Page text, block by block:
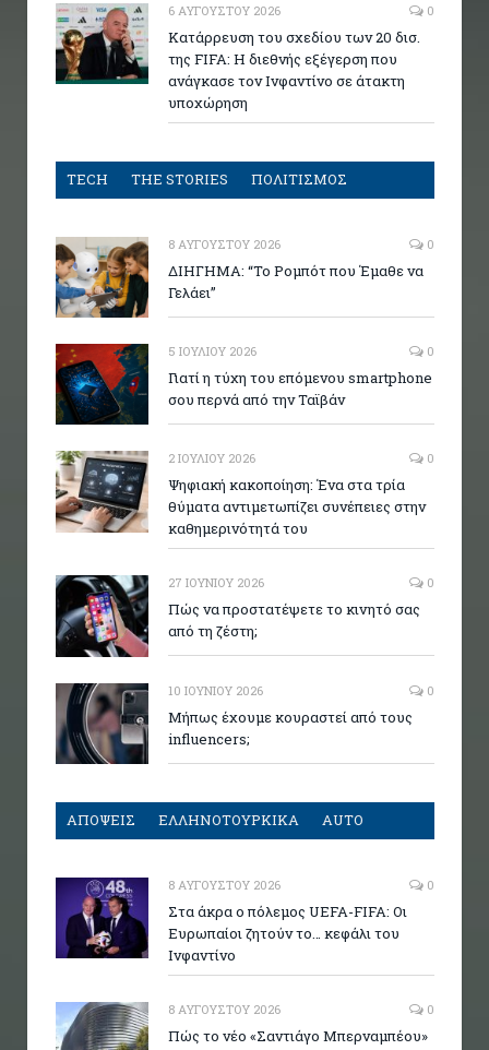
6 ΑΥΓΟΎΣΤΟΥ 2026 0
Κατάρρευση του σχεδίου των 20 δισ.
της FIFA: Η διεθνής εξέγερση που
ανάγκασε τον Ινφαντίνο σε άτακτη
υποχώρηση
TECH THE STORIES ΠΟΛΙΤΙΣΜΟΣ
8 ΑΥΓΟΎΣΤΟΥ 2026 0
ΔΙΗΓΗΜΑ: “Το Ρομπότ που Έμαθε να
Γελάει”
5 ΙΟΥΛΊΟΥ 2026 0
Γιατί η τύχη του επόμενου smartphone
σου περνά από την Ταϊβάν
2 ΙΟΥΛΊΟΥ 2026 0
Ψηφιακή κακοποίηση: Ένα στα τρία
θύματα αντιμετωπίζει συνέπειες στην
καθημερινότητά του
27 ΙΟΥΝΊΟΥ 2026 0
Πώς να προστατέψετε το κινητό σας
από τη ζέστη;
10 ΙΟΥΝΊΟΥ 2026 0
Μήπως έχουμε κουραστεί από τους
influencers;
ΑΠΟΨΕΙΣ ΕΛΛΗΝΟΤΟΥΡΚΙΚΑ AUTO
8 ΑΥΓΟΎΣΤΟΥ 2026 0
Στα άκρα ο πόλεμος UEFA-FIFA: Οι
Ευρωπαίοι ζητούν το… κεφάλι του
Ινφαντίνο
8 ΑΥΓΟΎΣΤΟΥ 2026 0
Πώς το νέο «Σαντιάγο Μπερναμπέου»